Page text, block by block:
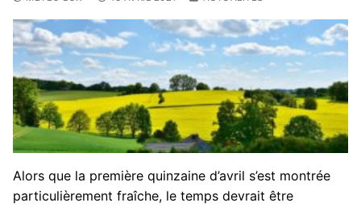
Alors que la première quinzaine d’avril s’est montrée
particulièrement fraîche, le temps devrait être